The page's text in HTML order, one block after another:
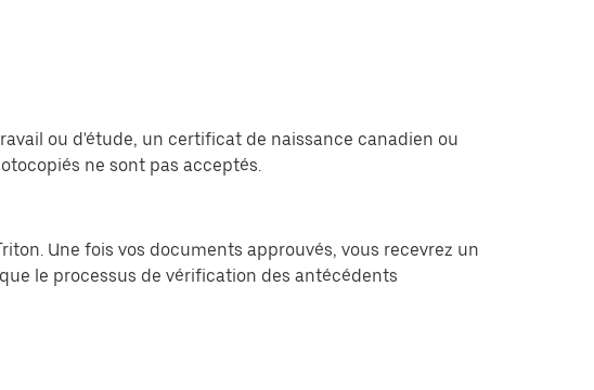
ou d'étude, un certificat de naissance canadien ou
ne sont pas acceptés.
Une fois vos documents approuvés, vous recevrez un
le processus de vérification des antécédents